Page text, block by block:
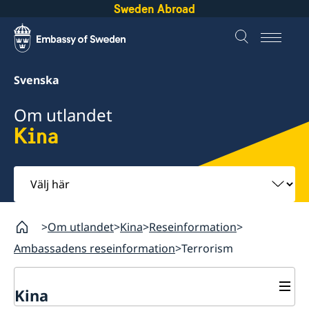
Sweden Abroad
Svenska
Om utlandet
Kina
Välj
här
Om utlandet Kina Reseinformation
Ambassadens reseinformation Terrorism
Kina